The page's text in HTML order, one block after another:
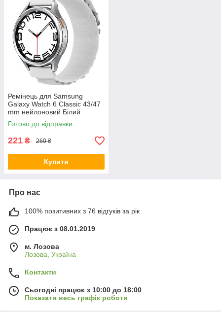
Ремінець для Samsung
Galaxy Watch 6 Classic 43/47
mm нейлоновий Білий
Готово до відправки
221 ₴ 260 ₴
Купити
Про нас
100% позитивних з 76 відгуків за рік
Працює з 08.01.2019
м. Лозова
Лозова, Україна
Контакти
Сьогодні працює з 10:00 до 18:00
Показати весь графік роботи